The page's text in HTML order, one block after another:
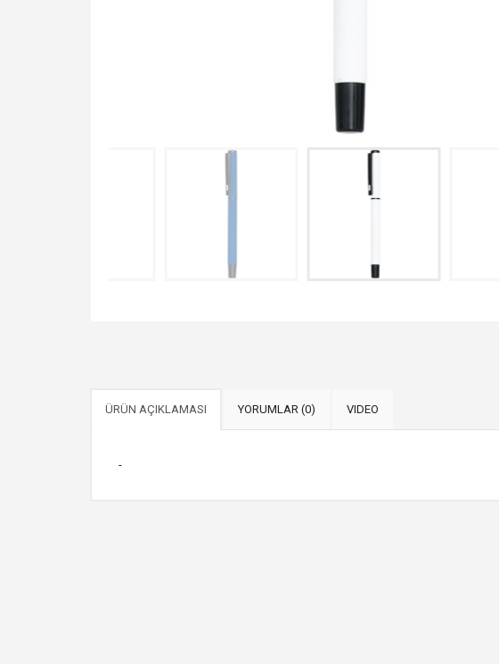
ÜRÜN AÇIKLAMASI YORUMLAR (0) VIDEO
-